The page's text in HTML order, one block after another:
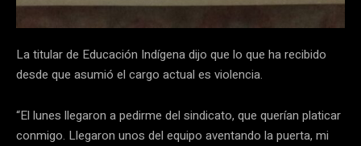
La titular de Educación Indígena dijo que lo que ha recibido
desde que asumió el cargo actual es violencia.
“El lunes llegaron a pedirme del sindicato, que querían platicar
conmigo. Llegaron unos del equipo aventando la puerta, mi